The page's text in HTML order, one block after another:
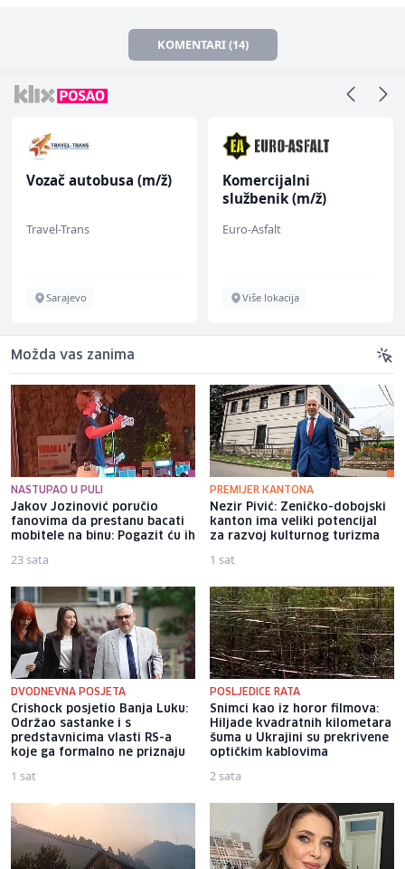
KOMENTARI (14)
Vozač autobusa (m/ž)
Travel-Trans
Sarajevo
Komercijalni
službenik (m/ž)
Euro-Asfalt
Više lokacija
Možda vas zanima
NASTUPAO U PULI
Jakov Jozinović poručio
fanovima da prestanu bacati
mobitele na binu: Pogazit ću ih
23 sata
PREMIJER KANTONA
Nezir Pivić: Zeničko-dobojski
kanton ima veliki potencijal
za razvoj kulturnog turizma
1 sat
DVODNEVNA POSJETA
Crishock posjetio Banja Luku:
Održao sastanke i s
predstavnicima vlasti RS-a
koje ga formalno ne priznaju
1 sat
POSLJEDICE RATA
Snimci kao iz horor filmova:
Hiljade kvadratnih kilometara
šuma u Ukrajini su prekrivene
optičkim kablovima
2 sata